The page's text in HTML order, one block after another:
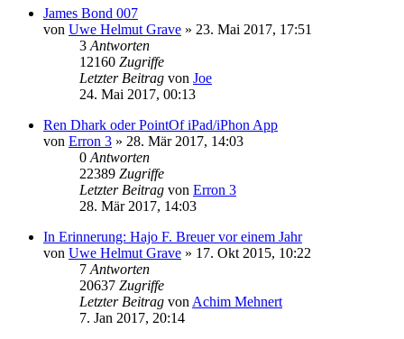
James Bond 007
von Uwe Helmut Grave » 23. Mai 2017, 17:51
3 Antworten
12160 Zugriffe
Letzter Beitrag von Joe
24. Mai 2017, 00:13
Ren Dhark oder PointOf iPad/iPhon App
von Erron 3 » 28. Mär 2017, 14:03
0 Antworten
22389 Zugriffe
Letzter Beitrag von Erron 3
28. Mär 2017, 14:03
In Erinnerung: Hajo F. Breuer vor einem Jahr
von Uwe Helmut Grave » 17. Okt 2015, 10:22
7 Antworten
20637 Zugriffe
Letzter Beitrag von Achim Mehnert
7. Jan 2017, 20:14